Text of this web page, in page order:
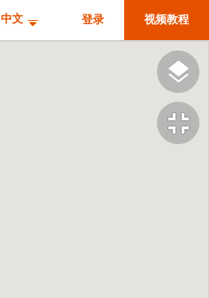
视频教程
登录
中文
fullscreen_exit